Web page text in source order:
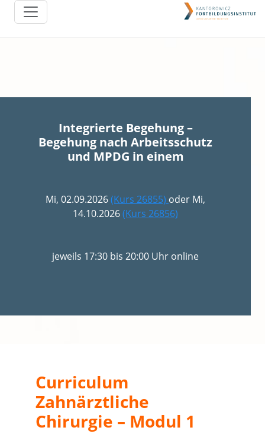
Integrierte Begehung –
Begehung nach Arbeitsschutz
und MPDG in einem
Mi, 02.09.2026(Kurs 26855) oder Mi,
14.10.2026(Kurs 26856)
jeweils 17:30 bis 20:00 Uhr online
Curriculum
Zahnärztliche
Chirurgie – Modul 1